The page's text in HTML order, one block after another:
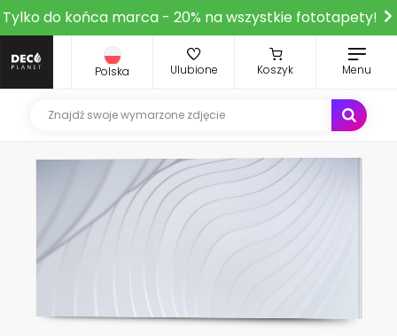
Tylko do końca marca - 20% na wszystkie fototapety!
Polska Ulubione Koszyk Menu